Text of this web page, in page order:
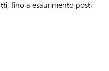
fino a esaurimento posti